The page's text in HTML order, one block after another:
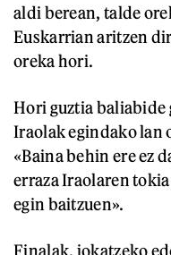
aldi berean, talde
Euskarrian aritzen
oreka hori.
Hori guztia baliabide
Iraolak egindako lan
«Baina behin ere ez
erraza Iraolaren
egin baitzuen».
Finalak, jokatzeko